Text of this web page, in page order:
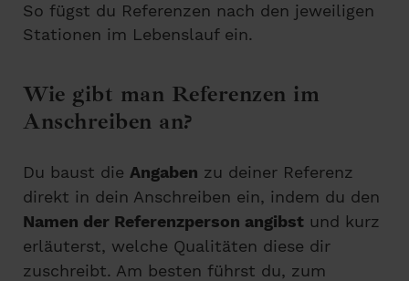
So fügst du Referenzen nach den jeweiligen
Stationen im Lebenslauf ein.
Wie gibt man Referenzen im
Anschreiben an?
Du baust die Angaben zu deiner Referenz
direkt in dein Anschreiben ein, indem du den
Namen der Referenzperson angibst und kurz
erläuterst, welche Qualitäten diese dir
zuschreibt. Am besten führst du, zum